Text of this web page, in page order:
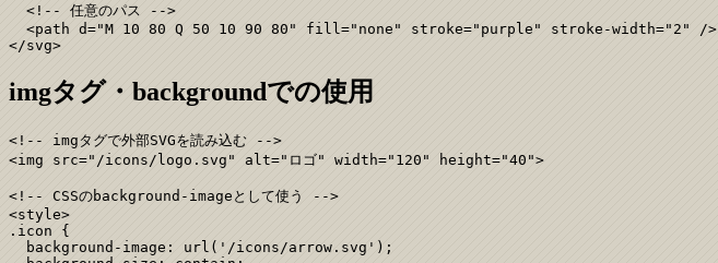
  <!-- 任意のパス -->
  <path d="M 10 80 Q 50 10 90 80" fill="none" stroke="purple" stroke-width="2" />
</svg>
imgタグ・backgroundでの使用
<!-- imgタグで外部SVGを読み込む -->
<img src="/icons/logo.svg" alt="ロゴ" width="120" height="40">
<!-- CSSのbackground-imageとして使う -->
<style>
.icon {
  background-image: url('/icons/arrow.svg');